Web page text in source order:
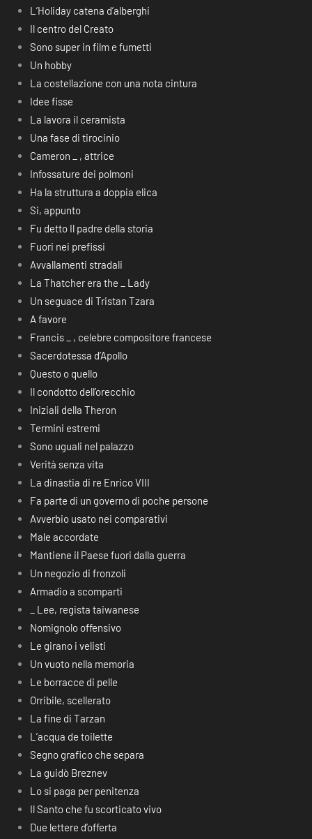
L’Holiday catena d’alberghi
Il centro del Creato
Sono super in film e fumetti
Un hobby
La costellazione con una nota cintura
Idee fisse
La lavora il ceramista
Una fase di tirocinio
Cameron _ , attrice
Infossature dei polmoni
Ha la struttura a doppia elica
Si, appunto
Fu detto Il padre della storia
Fuori nei prefissi
Avvallamenti stradali
La Thatcher era the _ Lady
Un seguace di Tristan Tzara
A favore
Francis _ , celebre compositore francese
Sacerdotessa d’Apollo
Questo o quello
Il condotto dell’orecchio
Iniziali della Theron
Termini estremi
Sono uguali nel palazzo
Verità senza vita
La dinastia di re Enrico VIII
Fa parte di un governo di poche persone
Avverbio usato nei comparativi
Male accordate
Mantiene il Paese fuori dalla guerra
Un negozio di fronzoli
Armadio a scomparti
_ Lee, regista taiwanese
Nomignolo offensivo
Le girano i velisti
Un vuoto nella memoria
Le borracce di pelle
Orribile, scellerato
La fine di Tarzan
L’acqua de toilette
Segno grafico che separa
La guidò Breznev
Lo si paga per penitenza
Il Santo che fu scorticato vivo
Due lettere d’offerta